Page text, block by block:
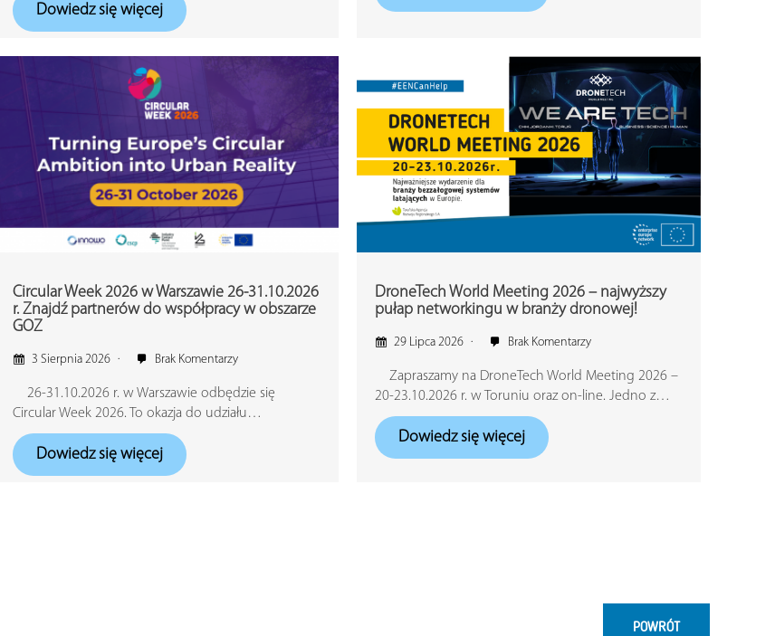
Dowiedz się więcej
Circular Week 2026 w Warszawie 26-31.10.2026
r. Znajdź partnerów do współpracy w obszarze
GOZ
3 Sierpnia 2026 Brak Komentarzy
26-31.10.2026 r. w Warszawie odbędzie się
Circular Week 2026. To okazja do udziału…
Dowiedz się więcej
DroneTech World Meeting 2026 – najwyższy
pułap networkingu w branży dronowej!
29 Lipca 2026 Brak Komentarzy
Zapraszamy na DroneTech World Meeting 2026 –
20-23.10.2026 r. w Toruniu oraz on-line. Jedno z…
Dowiedz się więcej
POWRÓT